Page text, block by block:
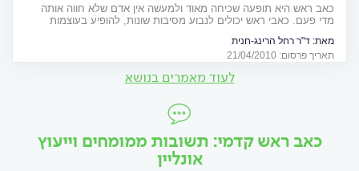
כאב ראש היא תופעה שכיחה מאוד ולמעשה אין אדם שלא חווה אותה
מדי פעם. כאבי ראש יכולים לנבוע מסיבות שונות, להופיע בעוצמות
במדריך מקיף לכל סוגי כאבי הראש
מאת: ד"ר רחל הרינג-חנית
תאריך פרסום: 21/04/2010
לעוד מאמרים בנושא
כאב ראש קדמי: תשובות ממומחים וייעוץ
אונליין